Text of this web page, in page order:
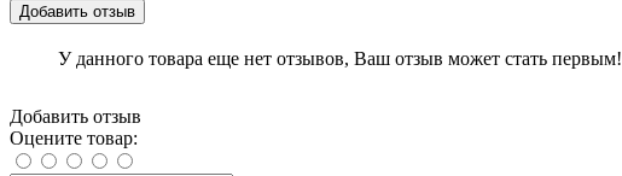
Добавить отзыв
У данного товара еще нет отзывов, Ваш отзыв может стать первым!
Добавить отзыв
Оцените товар: